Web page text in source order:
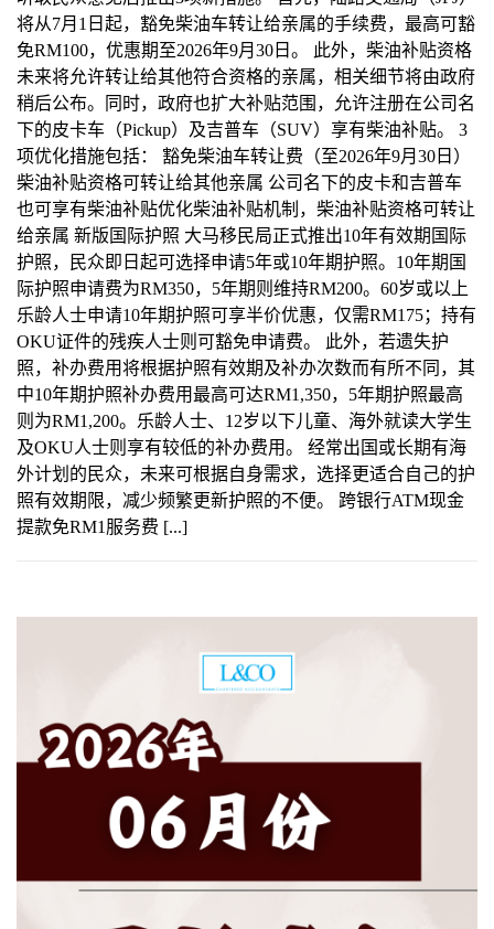
将从7月1日起，豁免柴油车转让给亲属的手续费，最高可豁
免RM100，优惠期至2026年9月30日。 此外，柴油补贴资格
未来将允许转让给其他符合资格的亲属，相关细节将由政府
稍后公布。同时，政府也扩大补贴范围，允许注册在公司名
下的皮卡车（Pickup）及吉普车（SUV）享有柴油补贴。 3
项优化措施包括： 豁免柴油车转让费（至2026年9月30日）
柴油补贴资格可转让给其他亲属 公司名下的皮卡和吉普车
也可享有柴油补贴优化柴油补贴机制，柴油补贴资格可转让
给亲属 新版国际护照 大马移民局正式推出10年有效期国际
护照，民众即日起可选择申请5年或10年期护照。10年期国
际护照申请费为RM350，5年期则维持RM200。60岁或以上
乐龄人士申请10年期护照可享半价优惠，仅需RM175；持有
OKU证件的残疾人士则可豁免申请费。 此外，若遗失护
照，补办费用将根据护照有效期及补办次数而有所不同，其
中10年期护照补办费用最高可达RM1,350，5年期护照最高
则为RM1,200。乐龄人士、12岁以下儿童、海外就读大学生
及OKU人士则享有较低的补办费用。 经常出国或长期有海
外计划的民众，未来可根据自身需求，选择更适合自己的护
照有效期限，减少频繁更新护照的不便。 跨银行ATM现金
提款免RM1服务费 [...]